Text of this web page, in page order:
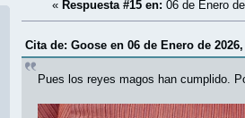
« Respuesta #15 en: 06 de Enero
Cita de: Goose en 06 de Enero de 2026,
Pues los reyes magos han cumplido.